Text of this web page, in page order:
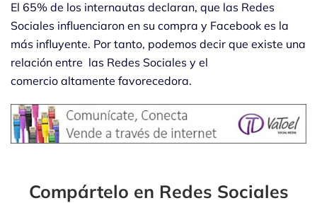
El 65% de los internautas declaran, que las Redes
Sociales influenciaron en su compra y Facebook es la
más influyente. Por tanto, podemos decir que existe una
relación entre las Redes Sociales y el
comercio altamente favorecedora.
Compártelo en Redes Sociales